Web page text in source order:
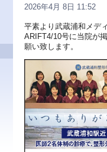
2026年4月 8日 11:52
平素より武蔵浦和メデ
ARIFT4/10号に当院が
願い致します。